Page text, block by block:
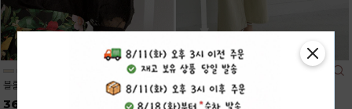
블룸레이스 7부 퍼프 블라우스
36,200
데이즈 7컬러 롱,숏 일자 와이드진
34,900